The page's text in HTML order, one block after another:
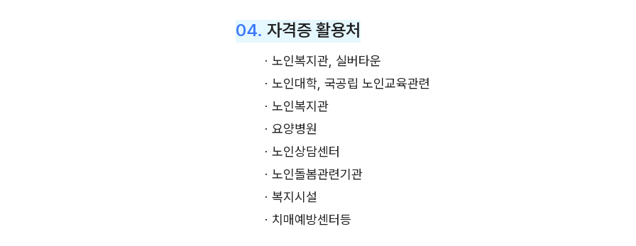
04. 자격증 활용처
ㆍ노인복지관, 실버타운
ㆍ노인대학, 국공립 노인교육관련
ㆍ노인복지관
ㆍ요양병원
ㆍ노인상담센터
ㆍ노인돌봄관련기관
ㆍ복지시설
ㆍ치매예방센터등